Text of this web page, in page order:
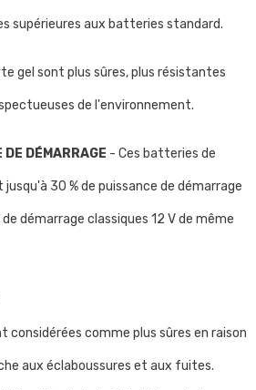
supérieures aux batteries standard.
gel sont plus sûres, plus résistantes
de l'environnement.
DÉMARRAGE - Ces batteries de
30 % de puissance de démarrage
démarrage classiques 12 V de même
considérées comme plus sûres en raison
aux éclaboussures et aux fuites.